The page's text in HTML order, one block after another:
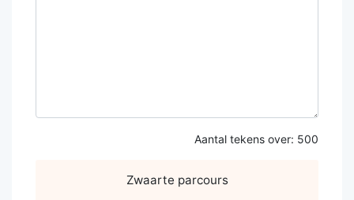
Aantal tekens over: 500
Zwaarte parcours